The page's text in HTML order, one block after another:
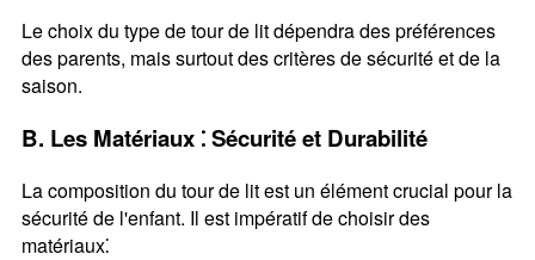
Le choix du type de tour de lit dépendra des préférences
des parents, mais surtout des critères de sécurité et de la
saison.
B. Les Matériaux ⁚ Sécurité et Durabilité
La composition du tour de lit est un élément crucial pour la
sécurité de l'enfant. Il est impératif de choisir des
matériaux⁚